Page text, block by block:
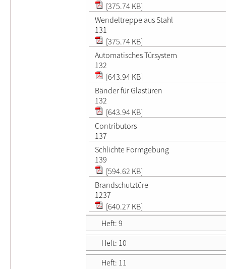
[375.74 KB]
Wendeltreppe aus Stahl
131
[375.74 KB]
Automatisches Türsystem
132
[643.94 KB]
Bänder für Glastüren
132
[643.94 KB]
Contributors
137
Schlichte Formgebung
139
[594.62 KB]
Brandschutztüre
1237
[640.27 KB]
Heft: 9
Heft: 10
Heft: 11